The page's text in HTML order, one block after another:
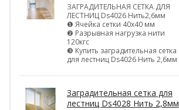
ЗАГРАДИТЕЛЬНАЯ СЕТКА ДЛЯ
ЛЕСТНИЦ Ds4026 Нить2,6мм
❶ Ячейка сетки 40х40 мм
❷ Разрывная нагрузка нити
120кгс
❸ Купить заградительная сетка
для лестниц Ds4026 Нить 2,6мм
Заградительная сетка для
лестниц Ds4028 Нить 2,8мм